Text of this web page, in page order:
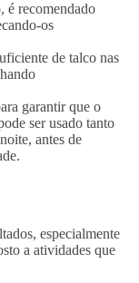
é recomendado
os
de talco nas
garantir que o
ser usado tanto
antes de
especialmente
a atividades que